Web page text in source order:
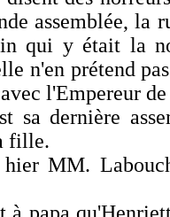
assemblée, la
qui y était la
n'en prétend
l'Empereur
sa dernière
fille.
hier MM.